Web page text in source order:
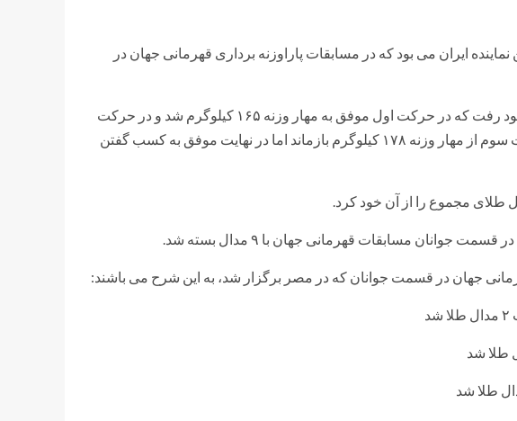
ایران می بود که در مسابقات پاراوزنه برداری قهرمانی جهان در
او در وزن مثبت ۱۰۷ کیلوگرم به مصاف حریفان خود رفت که در حرکت اول موفق به مهار وزنه ۱۶۵ کیلوگرم شد و در حرکت
دوم نیز وزنه ۱۷۱ کیلوگرم را مهار کرد. او در حرکت سوم از مهار وزنه ۱۷۸ کیلوگرم بازماند اما در نهایت موفق به کسب گفتن
جهان در قسمت جوانان که در مصر برگزار شد، به این شرح می باشند: